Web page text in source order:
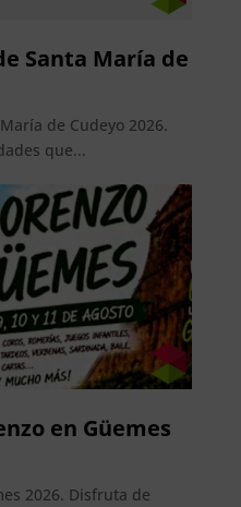
Santa María de
de Cudeyo 2026.
que...
en Güemes
2026. Disfruta de